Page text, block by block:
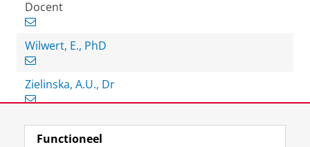
Docent
Wilwert, E., PhD
Zielinska, A.U., Dr
View this page in:English
Functioneel